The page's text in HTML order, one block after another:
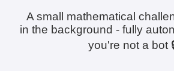
A small mathematical
in the background - fully
you're not a bot